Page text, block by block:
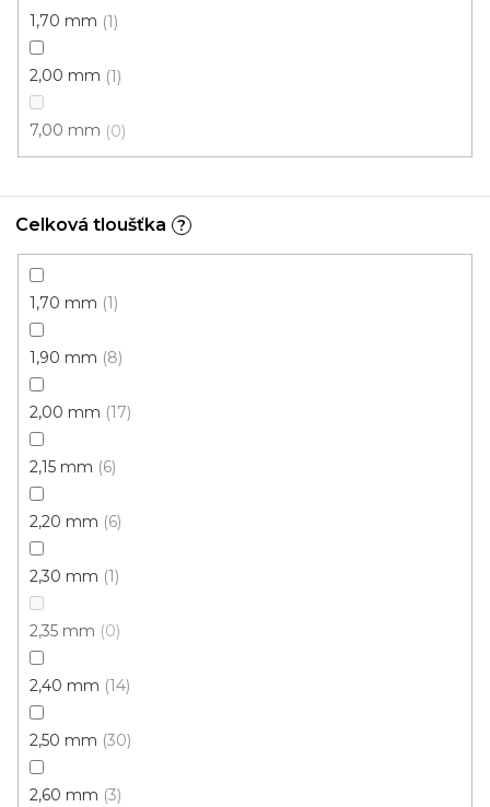
1,70 mm 1
2,00 mm 1
7,00 mm 0
Celková tloušťka ?
1,70 mm 1
1,90 mm 8
2,00 mm 17
2,15 mm 6
2,20 mm 6
2,30 mm 1
2,35 mm 0
2,40 mm 14
2,50 mm 30
2,60 mm 3
265 Kč/ m2
294 Kč
3 m
PVC podlaha DRITEX 33-62
Skladem externě, odesíláme do 2-3 dnů
278 Kč